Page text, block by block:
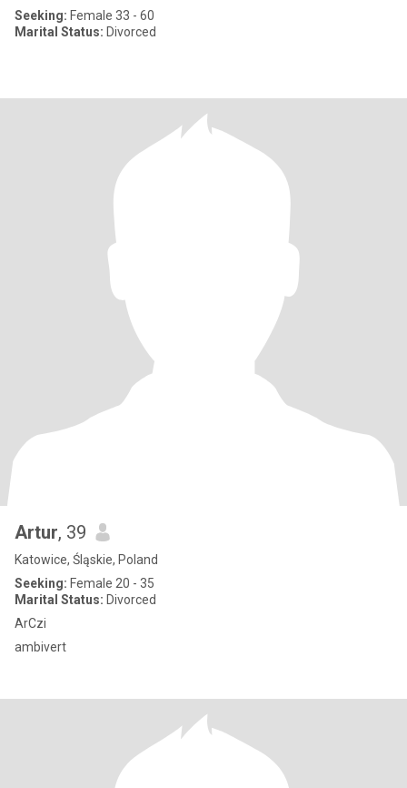
Seeking: Female 33 - 60
Marital Status: Divorced
Artur, 39
Katowice, Śląskie, Poland
Seeking: Female 20 - 35
Marital Status: Divorced
ArCzi
ambivert